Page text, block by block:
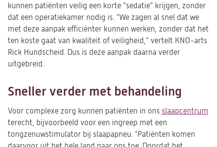
kunnen patiënten veilig een korte “sedatie” krijgen, zonder
dat een operatiekamer nodig is. “We zagen al snel dat we
met deze aanpak efficiënter kunnen werken, zonder dat het
ten koste gaat van kwaliteit of veiligheid,” vertelt KNO-arts
Rick Hundscheid. Dus is deze aanpak daarna verder
uitgebreid.
Sneller verder met behandeling
Voor complexe zorg kunnen patiënten in ons slaapcentrum
terecht, bijvoorbeeld voor een ingreep met een
tongzenuwstimulator bij slaapapneu. “Patiënten komen